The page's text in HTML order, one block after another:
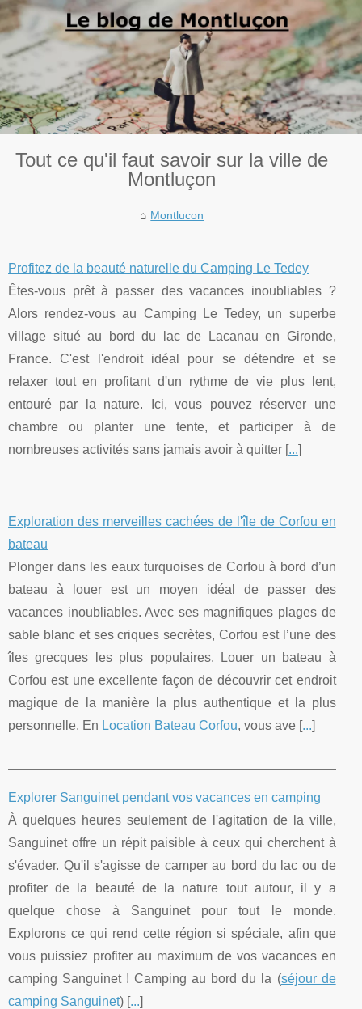
Tout ce qu'il faut savoir sur la ville de
Montluçon
Montlucon
Profitez de la beauté naturelle du Camping Le Tedey
Êtes-vous prêt à passer des vacances inoubliables ?
Alors rendez-vous au Camping Le Tedey, un superbe
village situé au bord du lac de Lacanau en Gironde,
France. C'est l'endroit idéal pour se détendre et se
relaxer tout en profitant d'un rythme de vie plus lent,
entouré par la nature. Ici, vous pouvez réserver une
chambre ou planter une tente, et participer à de
nombreuses activités sans jamais avoir à quitter [...]
Exploration des merveilles cachées de l'île de Corfou en
bateau
Plonger dans les eaux turquoises de Corfou à bord d’un
bateau à louer est un moyen idéal de passer des
vacances inoubliables. Avec ses magnifiques plages de
sable blanc et ses criques secrètes, Corfou est l’une des
îles grecques les plus populaires. Louer un bateau à
Corfou est une excellente façon de découvrir cet endroit
magique de la manière la plus authentique et la plus
personnelle. En Location Bateau Corfou, vous ave [...]
Explorer Sanguinet pendant vos vacances en camping
À quelques heures seulement de l'agitation de la ville,
Sanguinet offre un répit paisible à ceux qui cherchent à
s'évader. Qu'il s'agisse de camper au bord du lac ou de
profiter de la beauté de la nature tout autour, il y a
quelque chose à Sanguinet pour tout le monde.
Explorons ce qui rend cette région si spéciale, afin que
vous puissiez profiter au maximum de vos vacances en
camping Sanguinet ! Camping au bord du la (séjour de
camping Sanguinet) [...]